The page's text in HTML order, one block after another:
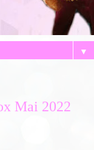
▼
Mai 2022